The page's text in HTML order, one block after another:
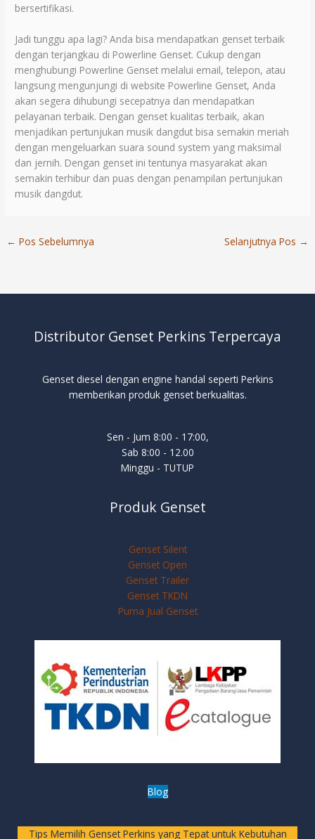
bersertifikasi.
Jadi tunggu apa lagi? Anda bisa mendapatkan genset terbaik
dengan terjangkau di Powerline Genset. Cukup dengan
menghubungi Powerline Genset melalui email, telepon, atau
langsung mengunjungi di website Powerline Genset, Anda
akan segera dihubungi secepatnya dan mendapatkan
pelayanan terbaik. Dengan genset kualitas terbaik, akan
menjadikan pertunjukan musik dangdut bisa semakin meriah
dengan mengeluarkan suara sound system yang maksimal
dan jernih. Dengan genset ini tentunya masyarakat akan
semakin terhibur dan puas dengan penampilan pertunjukan
musik dangdut.
← Pos Sebelumnya Selanjutnya Pos →
Distributor Genset Perkins Terpercaya
Genset diesel dengan engine handal seperti Perkins
memberikan produk genset berkualitas.
Sen - Jum 8:00 - 17:00,
Sab 8:00 - 12.00
Minggu - TUTUP
Produk Genset
Genset Silent
Genset Open
Genset Trailer
Genset TKDN
Purna Jual Genset
Blog
Tips Memilih Genset Perkins yang Tepat untuk Kebutuhan